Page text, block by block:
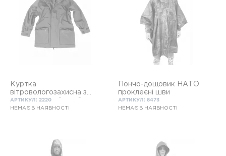
Куртка
вітровологозахисна з
трьохшарової мембрани
АРТИКУЛ: 2220
НЕМАЄ В НАЯВНОСТІ
Пончо-дощовик НАТО
проклеєні шви
АРТИКУЛ: 8473
НЕМАЄ В НАЯВНОСТІ